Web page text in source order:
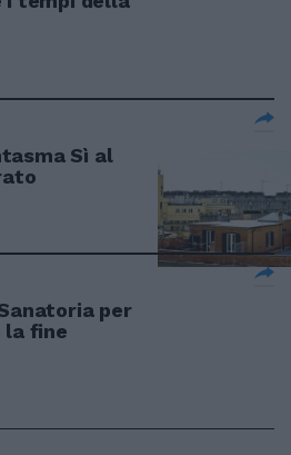
Sì al
Sanatoria per
la fine